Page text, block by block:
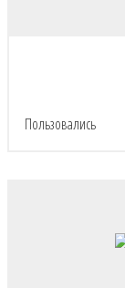
Пользовались